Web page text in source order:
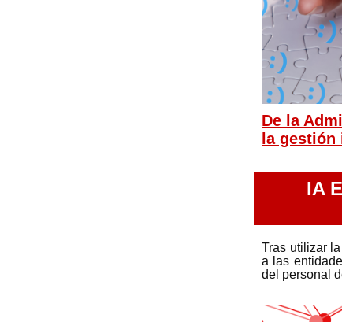
De la
la
IA
Tras utilizar
a las
del personal